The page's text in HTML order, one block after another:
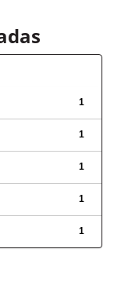
1
1
1
1
1